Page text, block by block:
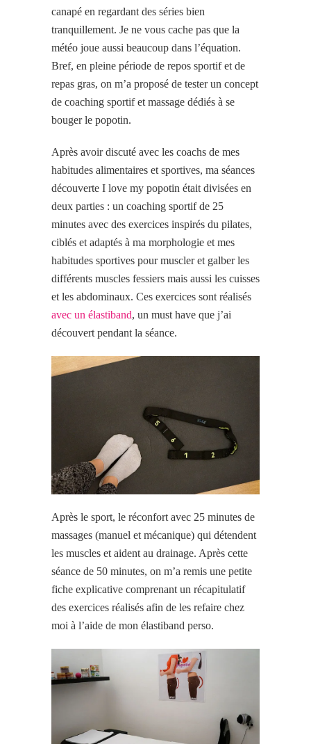
canapé en regardant des séries bien
tranquillement. Je ne vous cache pas que la
météo joue aussi beaucoup dans l’équation.
Bref, en pleine période de repos sportif et de
repas gras, on m’a proposé de tester un concept
de coaching sportif et massage dédiés à se
bouger le popotin.
Après avoir discuté avec les coachs de mes
habitudes alimentaires et sportives, ma séances
découverte I love my popotin était divisées en
deux parties : un coaching sportif de 25
minutes avec des exercices inspirés du pilates,
ciblés et adaptés à ma morphologie et mes
habitudes sportives pour muscler et galber les
différents muscles fessiers mais aussi les cuisses
et les abdominaux. Ces exercices sont réalisés
avec un élastiband, un must have que j’ai
découvert pendant la séance.
Après le sport, le réconfort avec 25 minutes de
massages (manuel et mécanique) qui détendent
les muscles et aident au drainage. Après cette
séance de 50 minutes, on m’a remis une petite
fiche explicative comprenant un récapitulatif
des exercices réalisés afin de les refaire chez
moi à l’aide de mon élastiband perso.